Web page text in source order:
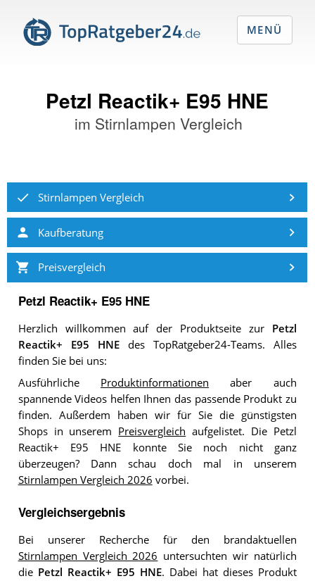
Petzl Reactik+ E95 HNE
im Stirnlampen Vergleich
Stirnlampen Vergleich
Kaufberatung
Preisvergleich
Petzl Reactik+ E95 HNE
Herzlich willkommen auf der Produktseite zur Petzl
Reactik+ E95 HNEdes TopRatgeber24-Teams. Alles
finden Sie bei uns:
Ausführliche Produktinformationen aber auch
spannende Videos helfen Ihnen das passende Produkt zu
finden. Außerdem haben wir für Sie die günstigsten
Shops in unserem Preisvergleich aufgelistet. Die Petzl
Reactik+ E95 HNE konnte Sie noch nicht ganz
überzeugen? Dann schau doch mal in unserem
Stirnlampen Vergleich 2026 vorbei.
Vergleichsergebnis
Bei unserer Recherche für den brandaktuellen
Stirnlampen Vergleich 2026 untersuchten wir natürlich
die Petzl Reactik+ E95 HNE. Dabei hat dieses Produkt
MENÜ